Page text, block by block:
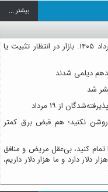
بيشتر ...
پیش بینی قیمت طلا، سکه و دلار شنبه ۱۷ مرداد ۱۴۰۵. بازار در انتظار تثبیت یا
شد
از ۱۹ مرداد
روشن نکنید؛ هم قبض برق کمتر
تمام کنید، بی‌عقل مریض و منافق
این آدم بی‌عقلی که می‌گوید آمریکا ۱۰ هزار دلار دارد و ما هزار دلار داریم،